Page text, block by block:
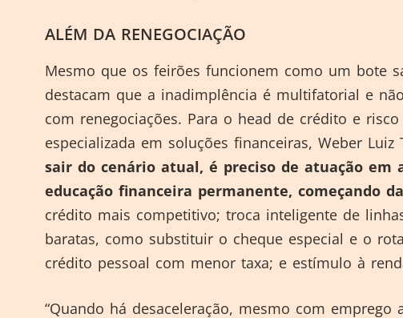
ALÉM DA RENEGOCIAÇÃO
Mesmo que os feirões funcionem como um bote
destacam que a inadimplência é multifatorial e
com renegociações. Para o head de crédito e
especializada em soluções financeiras, Weber Luiz
sair do cenário atual, é preciso de atuação em
educação financeira permanente, começando
crédito mais competitivo; troca inteligente de
baratas, como substituir o cheque especial e o
crédito pessoal com menor taxa; e estímulo à
“Quando há desaceleração, mesmo com emprego